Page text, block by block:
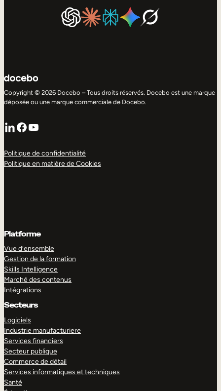
Copyright © 2026 Docebo – Tous droits réservés. Docebo est une marque
déposée ou une marque commerciale de Docebo.
LinkedIn
Facebook
YouTube
Politique de confidentialité
Politique en matière de Cookies
Platforme
Vue d’ensemble
Gestion de la formation
Skills Intelligence
Marché des contenus
Intégrations
Secteurs
Logiciels
Industrie manufacturiere
Services financiers
Secteur publique
Commerce de détail
Services informatiques et techniques
Santé